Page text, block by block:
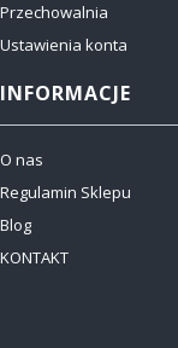
Przechowalnia
Ustawienia konta
INFORMACJE
O nas
Regulamin Sklepu
Blog
KONTAKT